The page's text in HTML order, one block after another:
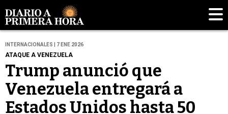
INTERNACIONALES | 7 ENE 2026
ATAQUE A VENEZUELA
Trump anunció que
Venezuela entregará a
Estados Unidos hasta 50